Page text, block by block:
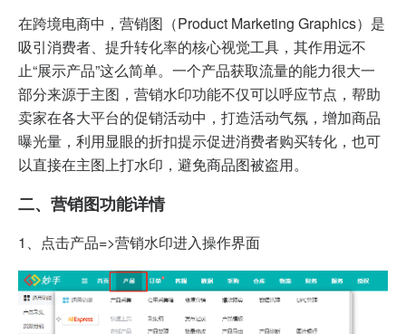
在跨境电商中，营销图（Product Marketing Graphics）是
吸引消费者、提升转化率的核心视觉工具，其作用远不
止“展示产品”这么简单。 一个产品获取流量的能力很大一
部分来源于主图，营销水印功能不仅可以呼应节点，帮助
卖家在各大平台的促销活动中，打造活动气氛，增加商品
曝光量，利用显眼的折扣提示促进消费者购买转化， 也可
以直接在主图上打水印，避免商品图被盗用。
二、营销图功能详情
1、点击产品=>营销水印进入操作界面